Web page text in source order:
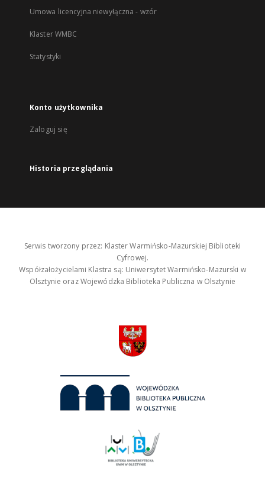
Umowa licencyjna niewyłączna - wzór
Klaster WMBC
Statystyki
Konto użytkownika
Zaloguj się
Historia przeglądania
Serwis tworzony przez: Klaster Warmińsko-Mazurskiej Biblioteki
Cyfrowej.
Współzałożycielami Klastra są: Uniwersytet Warmińsko-Mazurski w
Olsztynie oraz Wojewódzka Biblioteka Publiczna w Olsztynie